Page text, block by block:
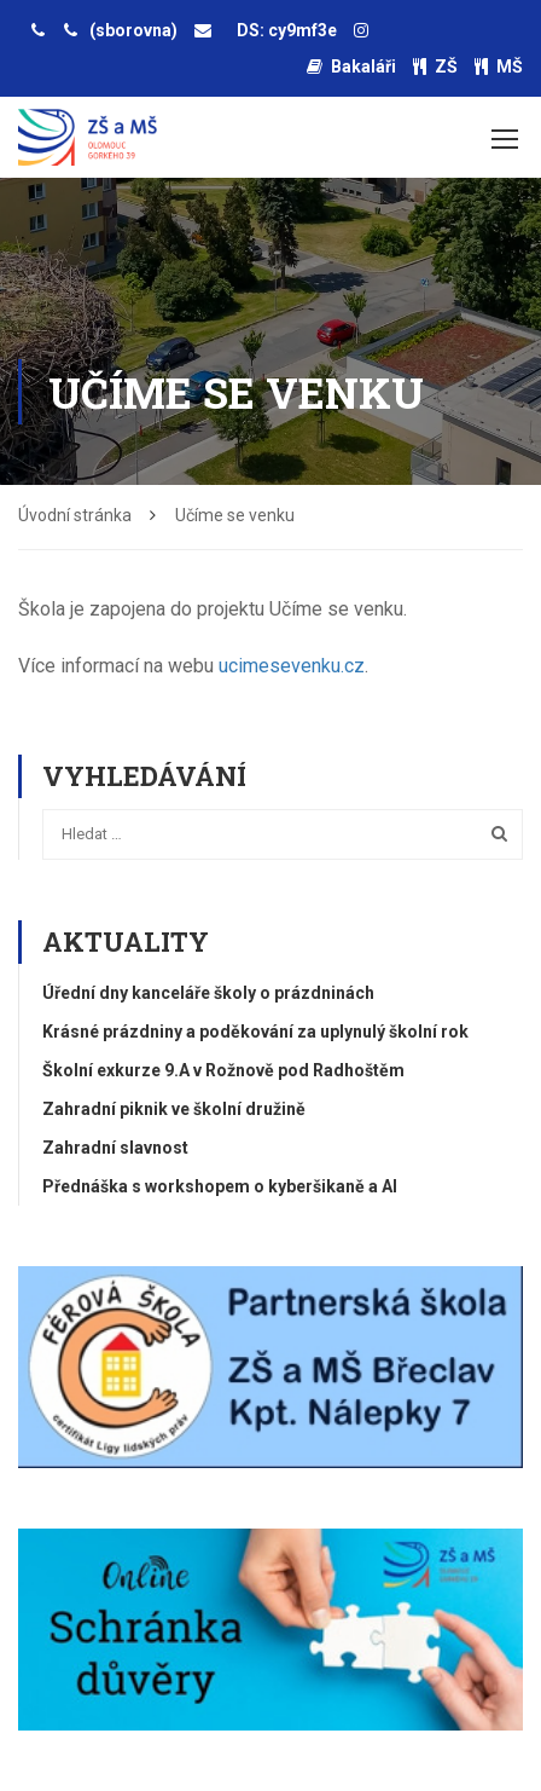
(sborovna)
DS: cy9mf3e
Bakaláři
ZŠ MŠ
UČÍME SE VENKU
Úvodní stránka Učíme se venku
Škola je zapojena do projektu Učíme se venku.
Více informací na webu ucimesevenku.cz.
VYHLEDÁVÁNÍ
AKTUALITY
Úřední dny kanceláře školy o prázdninách
Krásné prázdniny a poděkování za uplynulý školní rok
Školní exkurze 9.A v Rožnově pod Radhoštěm
Zahradní piknik ve školní družině
Zahradní slavnost
Přednáška s workshopem o kyberšikaně a AI